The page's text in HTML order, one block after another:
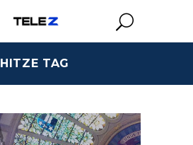
HITZE TAG